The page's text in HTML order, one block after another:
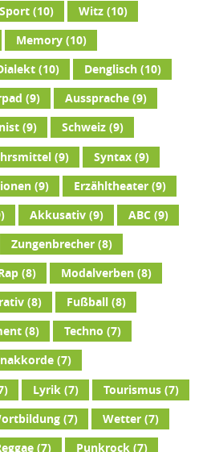
Sport(10) Witz(10)
Memory(10)
(10) Denglisch(10)
(9) Aussprache(9)
(9) Schweiz(9)
(9) Syntax(9)
(9) Erzähltheater(9)
Akkusativ(9) ABC (9)
Zungenbrecher(8)
(8) Modalverben(8)
(8) Fußball(8)
(8) Techno (7)
(7)
Lyrik(7) Tourismus(7)
(7) Wetter(7)
(7) Punkrock(7)